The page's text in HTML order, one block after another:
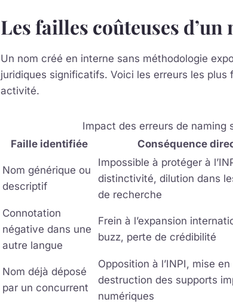
Les failles coûteuses
Un nom créé en interne sans méthodologie
juridiques significatifs. Voici les erreurs les
activité.
Impact des erreurs de naming
Faille identifiée
Conséquence
Nom générique ou
descriptif
Impossible à protéger à
distinctivité, dilution dans
de recherche
Connotation
négative dans une
autre langue
Frein à l’expansion
buzz, perte de crédibilité
Nom déjà déposé
par un concurrent
Opposition à l’INPI, mise
destruction des supports
numériques